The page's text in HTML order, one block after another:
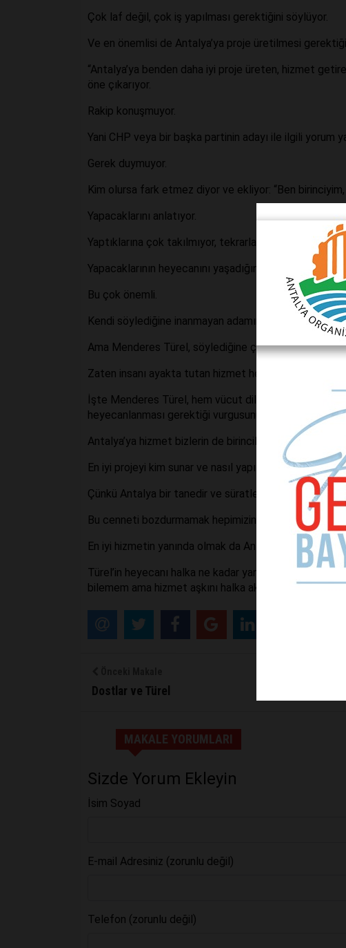
Çok laf değil, çok iş yapılması gerektiğini söylüyor.
Ve en önemlisi de Antalya’ya proje üretilmesi
“Antalya’ya benden daha iyi proje üreten, hizmet
öne çıkarıyor.
Rakip konuşmuyor.
Yani CHP veya bir başka partinin adayı ile ilgili yorum
Gerek duymuyor.
Kim olursa fark etmez diyor ve ekliyor: “Ben
Yapacaklarını anlatıyor.
Yaptıklarına çok takılmıyor, tekrarlamıyor, insanların
Yapacaklarının heyecanını yaşadığını size fark ettiriyor.
Bu çok önemli.
Kendi söylediğine inanmayan adamın vücut dili bunu
Ama Menderes Türel, söylediğine çok inanıyor, bunun
Zaten insanı ayakta tutan hizmet heyecanıdır. Bu
İşte Menderes Türel, hem vücut diliyle hem
heyecanlanması gerektiği vurgusunu yapıyor.
Antalya’ya hizmet bizlerin de birincil önceliğidir.
En iyi projeyi kim sunar ve nasıl yapılacağını
Çünkü Antalya bir tanedir ve süratle gelişmeye
Bu cenneti bozdurmamak hepimizin görevi olmalıdır.
En iyi hizmetin yanında olmak da Antalya sevgisinin
Türel’in heyecanı halka ne kadar yansır veya
bilemem ama hizmet aşkını halka aktarabilen seçimin
Dostlar ve Türel
MAKALE YORUMLARI
Sizde Yorum Ekleyin
İsim Soyad
E-mail Adresiniz (zorunlu değil)
Telefon (zorunlu değil)